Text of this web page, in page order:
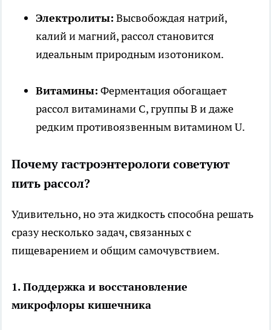
Электролиты: Высвобождая натрий,
калий и магний, рассол становится
идеальным природным изотоником.
Витамины: Ферментация обогащает
рассол витаминами C, группы B и даже
редким противоязвенным витамином U.
Почему гастроэнтерологи советуют
пить рассол?
Удивительно, но эта жидкость способна решать
сразу несколько задач, связанных с
пищеварением и общим самочувствием.
1. Поддержка и восстановление
микрофлоры кишечника